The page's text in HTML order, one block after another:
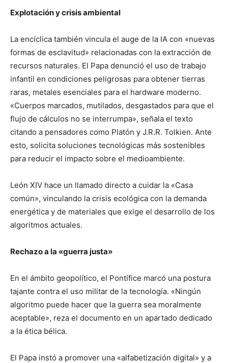
Explotación y crisis ambiental
La encíclica también vincula el auge de la IA con «nuevas
formas de esclavitud» relacionadas con la extracción de
recursos naturales. El Papa denunció el uso de trabajo
infantil en condiciones peligrosas para obtener tierras
raras, metales esenciales para el hardware moderno.
«Cuerpos marcados, mutilados, desgastados para que el
flujo de cálculos no se interrumpa», señala el texto
citando a pensadores como Platón y J.R.R. Tolkien. Ante
esto, solicita soluciones tecnológicas más sostenibles
para reducir el impacto sobre el medioambiente.
León XIV hace un llamado directo a cuidar la «Casa
común», vinculando la crisis ecológica con la demanda
energética y de materiales que exige el desarrollo de los
algoritmos actuales.
Rechazo a la «guerra justa»
En el ámbito geopolítico, el Pontífice marcó una postura
tajante contra el uso militar de la tecnología. «Ningún
algoritmo puede hacer que la guerra sea moralmente
aceptable», reza el documento en un apartado dedicado
a la ética bélica.
El Papa instó a promover una «alfabetización digital» y a